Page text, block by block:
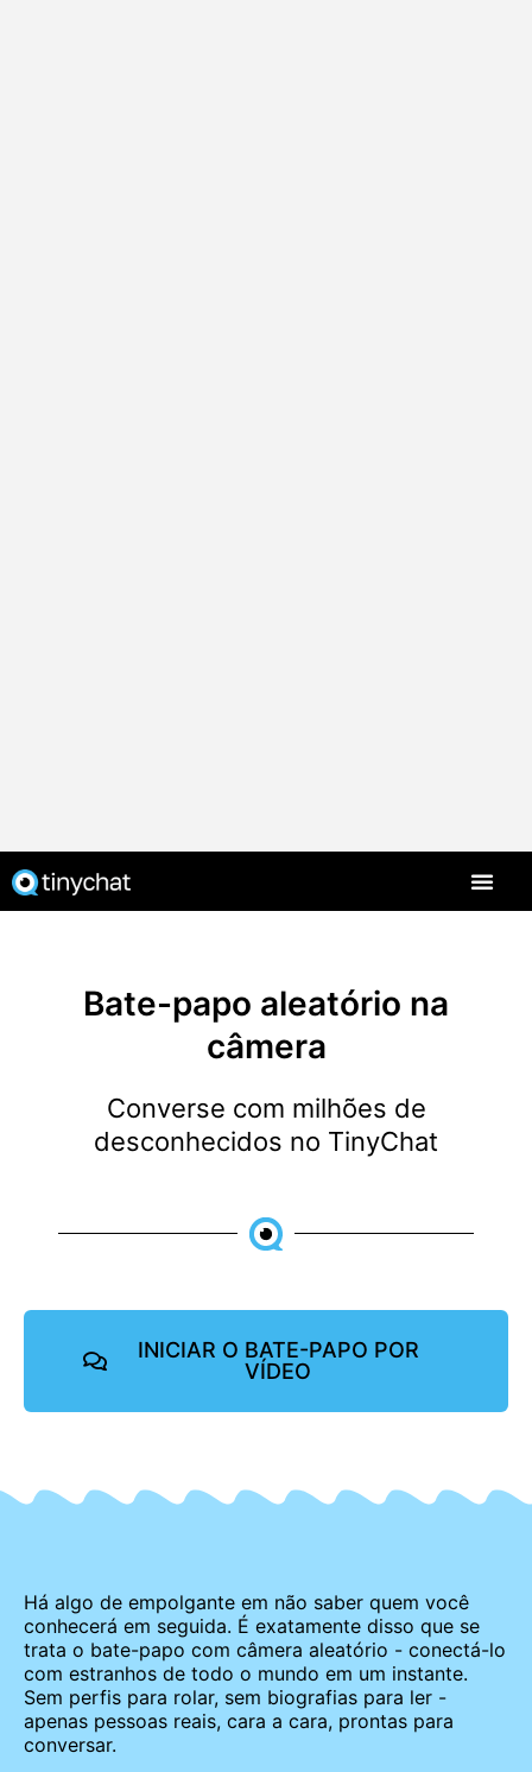
Bate-papo aleatório na
câmera
Converse com milhões de
desconhecidos no TinyChat
INICIAR O BATE-PAPO POR
VÍDEO
Há algo de empolgante em não saber quem você
conhecerá em seguida. É exatamente disso que se
trata o bate-papo com câmera aleatório - conectá-lo
com estranhos de todo o mundo em um instante.
Sem perfis para rolar, sem biografias para ler -
apenas pessoas reais, cara a cara, prontas para
conversar.